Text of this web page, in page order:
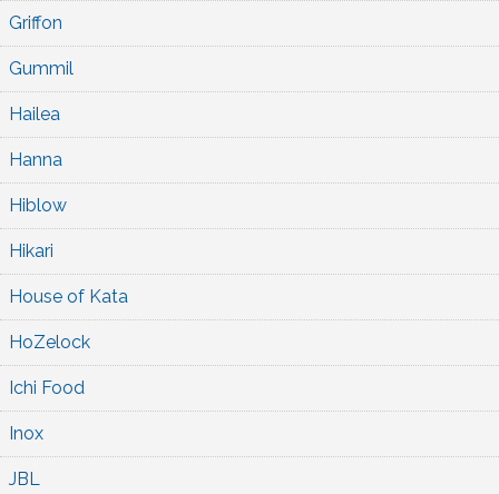
Griffon
Gummil
Hailea
Hanna
Hiblow
Hikari
House of Kata
HoZelock
Ichi Food
Inox
JBL